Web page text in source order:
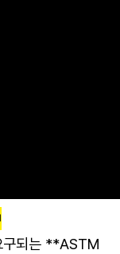
구되는 **ASTM